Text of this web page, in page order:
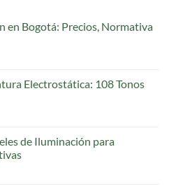
en Bogotá: Precios, Normativa
Electrostática: 108 Tonos
de Iluminación para